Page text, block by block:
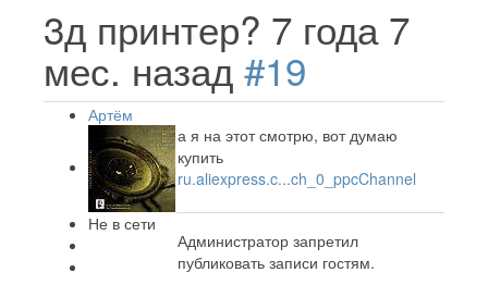
3д принтер? 7 года 7
мес. назад #19
Артём
Не в сети
а я на этот смотрю, вот думаю
купить
ru.aliexpress.c...ch_0_ppcChannel
Администратор запретил
публиковать записи гостям.